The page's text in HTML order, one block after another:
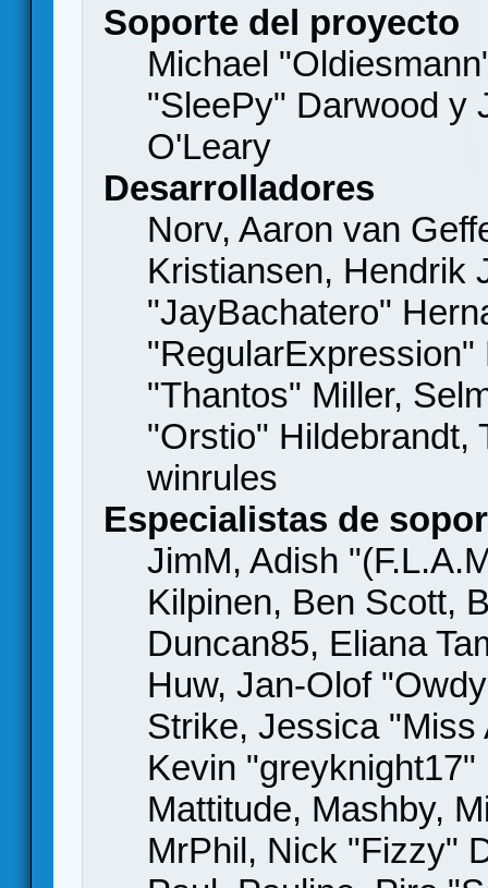
Soporte del proyecto
Michael
"SleePy" Darwood y
O'Leary
Desarrolladores
Norv, Aaron van
Kristiansen, Hendrik
"JayBachatero"
"Thantos" Miller,
"Orstio" Hildebrandt,
winrules
Especialistas de
JimM, Adish
Kilpinen, Ben Scott,
Duncan85, Eliana
Huw, Jan-Olof
Strike, Jessica
Kevin
Mattitude, Mashby,
MrPhil, Nick "Fizzy"